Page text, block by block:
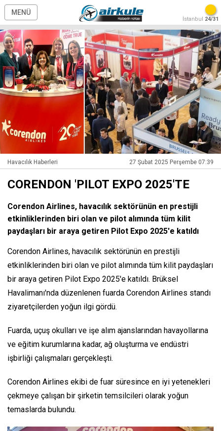
MENÜ
İstanbul 24/31
Havacılık Haberleri 27 Şubat 2025 Perşembe 07:39
CORENDON 'PILOT EXPO 2025'TE
Corendon Airlines, havacılık sektörünün en prestijli
etkinliklerinden biri olan ve pilot alımında tüm kilit
paydaşları bir araya getiren Pilot Expo 2025'e katıldı
Corendon Airlines, havacılık sektörünün en prestijli
etkinliklerinden biri olan ve pilot alımında tüm kilit paydaşları
bir araya getiren Pilot Expo 2025'e katıldı. Brüksel
Havalimanı'nda düzenlenen fuarda Corendon Airlines standı
ziyaretçilerden yoğun ilgi gördü.
Fuarda, uçuş okulları ve işe alım ajanslarından havayollarına
ve eğitim kurumlarına kadar, ağ oluşturma ve endüstri
işbirliği çalışmaları gerçekleşti.
Corendon Airlines ekibi de fuar süresince en iyi yetenekleri
çekmeye çalışan bir şirketin temsilcileri olarak yoğun
temaslarda bulundu.